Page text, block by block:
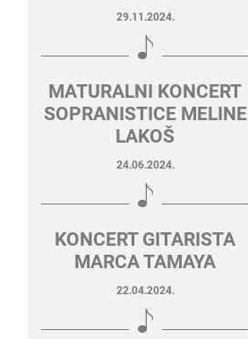
29.11.2024.
MATURALNI KONCERT
SOPRANISTICE MELINE
LAKOŠ
24.06.2024.
KONCERT GITARISTA
MARCA TAMAYA
22.04.2024.